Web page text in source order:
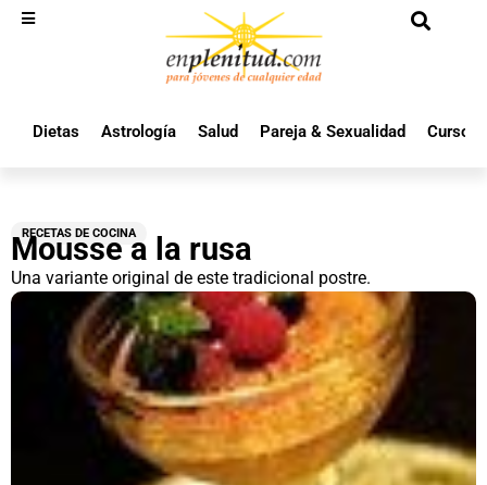
Dietas Astrología Salud Pareja & Sexualidad Cursos
RECETAS DE COCINA
Mousse a la rusa
Una variante original de este tradicional postre.